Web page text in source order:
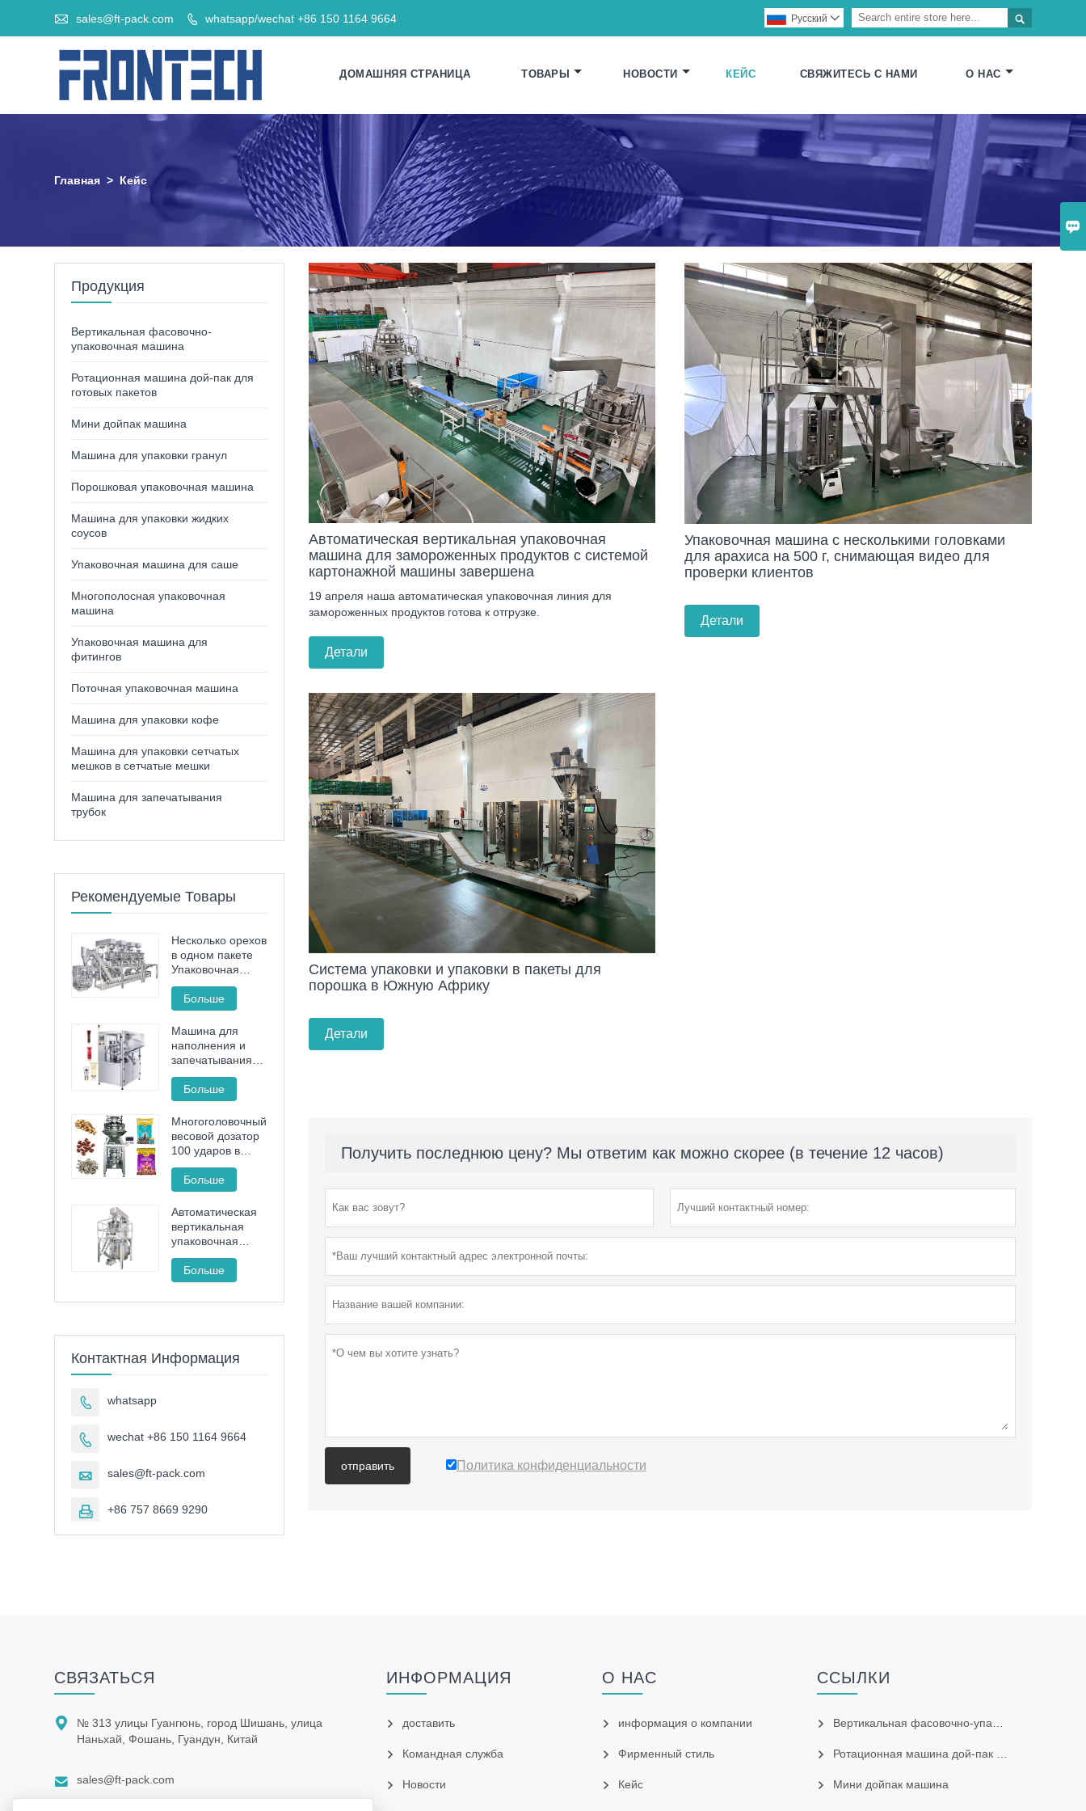

 sales@ft-pack.com  whatsapp/wechat +86 150 1164 9664 
Pусский 
ДОМАШНЯЯ СТРАНИЦА ТОВАРЫ НОВОСТИ КЕЙС СВЯЖИТЕСЬ С НАМИ О НАС
Главная > Кейс
Автоматическая вертикальная упаковочная
машина для замороженных продуктов с системой
картонажной машины завершена
19 апреля наша автоматическая упаковочная линия для
замороженных продуктов готова к отгрузке.
Детали
Упаковочная машина с несколькими головками
для арахиса на 500 г, снимающая видео для
проверки клиентов
Детали
Система упаковки и упаковки в пакеты для
порошка в Южную Африку
Детали
Получить последнюю цену? Мы ответим как можно скорее (в течение 12 часов)
отправить Политика конфиденциальности
Продукция
Вертикальная фасовочно-
упаковочная машина
Ротационная машина дой-пак для
готовых пакетов
Мини дойпак машина
Машина для упаковки гранул
Порошковая упаковочная машина
Машина для упаковки жидких
соусов
Упаковочная машина для саше
Многополосная упаковочная
машина
Упаковочная машина для
фитингов
Поточная упаковочная машина
Машина для упаковки кофе
Машина для упаковки сетчатых
мешков в сетчатые мешки
Машина для запечатывания
трубок
Рекомендуемые Товары
Несколько орехов
в одном пакете
Упаковочная
машина
Больше
Машина для
наполнения и
запечатывания
тюбиков с зубной
пастой. Машина
для наполнения
и запечатывания
косметических
туб.
Больше
Многоголовочный
весовой дозатор
100 ударов в
минуту,
высокоскоростная
машина для
упаковки гранул с
полным
сервоприводом
Больше
Автоматическая
вертикальная
упаковочная
машина для
макаронных
изделий с
картофелем фри
Больше
Контактная Информация
 whatsapp
 wechat +86 150 1164 9664
 sales@ft-pack.com
 +86 757 8669 9290
CВЯЗАТЬСЯ

№ 313 улицы Гуангюнь, город Шишань, улица
Наньхай, Фошань, Гуандун, Китай
 sales@ft-pack.com
ИНФОРМАЦИЯ
доставить
Командная служба
Hовости
О НАС
информация о компании
Фирменный стиль
Кейс
ССЫЛКИ
Вертикальная фасовочно-упаковочная машина
Ротационная машина дой-пак для готовых пакетов
Мини дойпак машина